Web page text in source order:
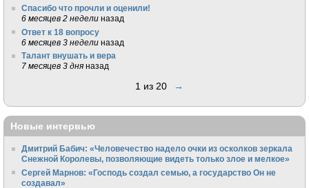
Спасибо что прочли и оценили!
6 месяцев 2 недели назад
Ответ к 18 вопросу
6 месяцев 3 недели назад
Талант внушать и вера
7 месяцев 3 дня назад
1 из 20 →
Новые интервью
Дмитрий Бабич: «Человечество надело очки из осколков зеркала
Снежной Королевы, позволяющие видеть только злое и мелкое»
Сергей Марнов: «Господь создал семью, а государство Он не
создавал»